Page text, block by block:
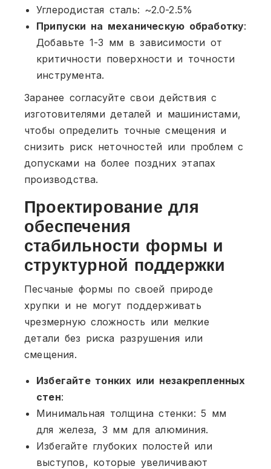
Углеродистая сталь: ~2.0-2.5%
Припуски на механическую обработку:
Добавьте 1-3 мм в зависимости от
критичности поверхности и точности
инструмента.
Заранее согласуйте свои действия с
изготовителями деталей и машинистами,
чтобы определить точные смещения и
снизить риск неточностей или проблем с
допусками на более поздних этапах
производства.
Проектирование для
обеспечения
стабильности формы и
структурной поддержки
Песчаные формы по своей природе
хрупки и не могут поддерживать
чрезмерную сложность или мелкие
детали без риска разрушения или
смещения.
Избегайте тонких или незакрепленных
стен:
Минимальная толщина стенки: 5 мм
для железа, 3 мм для алюминия.
Избегайте глубоких полостей или
выступов, которые увеличивают